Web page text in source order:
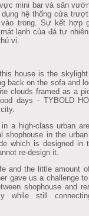
mini bar và sân
hệ thống cửa
trong. Sự kết hợp
lạnh của đá tự
vị.
house is the skylight
back on the sofa and
clouds framed as a
days - TYBOLD
a high-class urban
in the
which is designed in
re-design it.
the little amount
gave us a challenge
shophouse and
while still